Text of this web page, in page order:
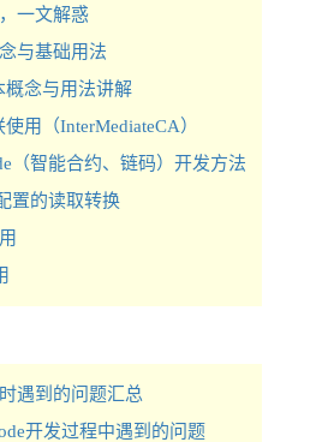
一文解惑
与基础用法
概念与用法讲解
用（InterMediateCA）
（智能合约、链码）开发方法
置的读取转换
遇到的问题汇总
开发过程中遇到的问题